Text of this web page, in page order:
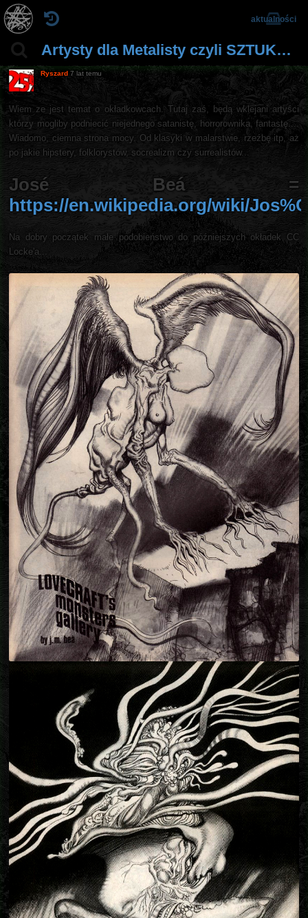
Artysty dla Metalisty czyli SZTUKA dla metal-ucha.
aktualności
Ryszard 7 lat temu
Wiem ze jest temat o okładkowcach. Tutaj zaś, będą wklejani artyści
którzy mogliby podniecić niejednego satanistę, horrorownika, fantastę....
Wiadomo, ciemna strona mocy. Od klasyki w malarstwie, rzeźbę itp, aż
po jakie hipstery, folklorystów, socrealizm czy surrealistów...
José Beá =
https://en.wikipedia.org/wiki/
Na dobry początek małe podobieństwo do późniejszych okładek CC
Locke'a...